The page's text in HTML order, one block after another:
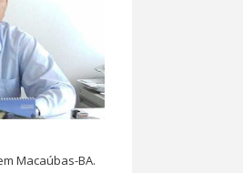
Macaúbas-BA.